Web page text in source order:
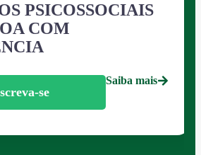
PSICOSSOCIAIS
COM
se
Saiba mais